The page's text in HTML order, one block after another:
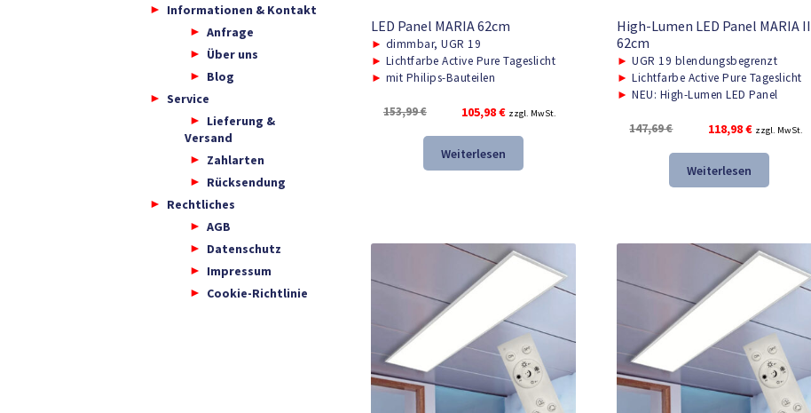
LED Panel MARIA 62cm
► dimmbar, UGR 19
► Lichtfarbe Active Pure Tageslicht
► mit Philips-Bauteilen
153,99€
Ursprünglicher
war:
153,99 €
105,98€Aktueller
105,98 €.
zzgl. MwSt.
Weiterlesen
High-Lumen LED Panel MARIA II
62cm
► UGR 19 blendungsbegrenzt
► Lichtfarbe Active Pure Tageslicht
► NEU: High-Lumen LED Panel
147,69€
Ursprünglicher
war:
147,69 €
118,98€Aktueller
118,98 €.
zzgl. MwSt.
Weiterlesen
Informationen & Kontakt
Anfrage
Über uns
Blog
Service
Lieferung &
Versand
Zahlarten
Rücksendung
Rechtliches
AGB
Datenschutz
Impressum
Cookie-Richtlinie